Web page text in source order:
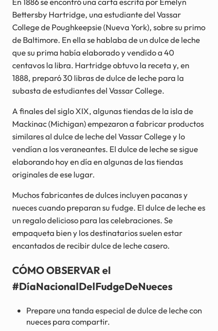
Bettersby Hartridge, una estudiante del Vassar
College de Poughkeepsie (Nueva York), sobre su primo
de Baltimore. En ella se hablaba de un dulce de leche
que su prima había elaborado y vendido a 40
centavos la libra. Hartridge obtuvo la receta y, en
1888, preparó 30 libras de dulce de leche para la
subasta de estudiantes del Vassar College.
A finales del siglo XIX, algunas tiendas de la isla de
Mackinac (Michigan) empezaron a fabricar productos
similares al dulce de leche del Vassar College y lo
vendían a los veraneantes. El dulce de leche se sigue
elaborando hoy en día en algunas de las tiendas
originales de ese lugar.
Muchos fabricantes de dulces incluyen pacanas y
nueces cuando preparan su fudge. El dulce de leche es
un regalo delicioso para las celebraciones. Se
empaqueta bien y los destinatarios suelen estar
encantados de recibir dulce de leche casero.
CÓMO OBSERVAR el
#DíaNacionalDelFudgeDeNueces
Prepare una tanda especial de dulce de leche con
nueces para compartir.